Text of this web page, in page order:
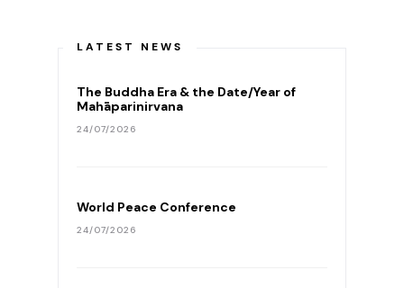
LATEST NEWS
The Buddha Era & the Date/Year of
Mahāparinirvana
24/07/2026
World Peace Conference
24/07/2026